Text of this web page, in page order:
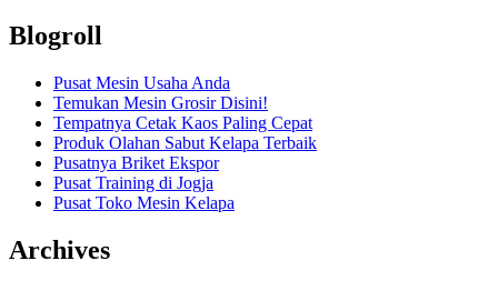
Blogroll
Pusat Mesin Usaha Anda
Temukan Mesin Grosir Disini!
Tempatnya Cetak Kaos Paling Cepat
Produk Olahan Sabut Kelapa Terbaik
Pusatnya Briket Ekspor
Pusat Training di Jogja
Pusat Toko Mesin Kelapa
Archives